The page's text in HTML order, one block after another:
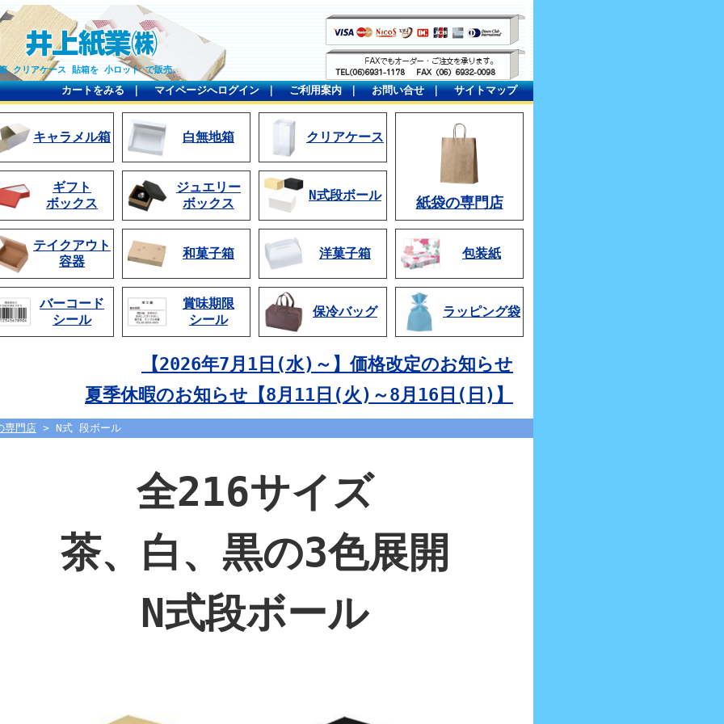
クリアケース 貼箱を 小ロット で販売。
カートをみる｜ マイページへログイン｜ ご利用案内｜ お問い合せ｜ サイトマップ
キャラメル箱 白無地箱 クリアケース
紙袋の専門店
ギフト
ボックス
ジュエリー
ボックス
N式段ボール
テイクアウト
容器
和菓子箱 洋菓子箱 包装紙
バーコード
シール
賞味期限
シール
保冷バッグ ラッピング袋
【2026年7月1日(水)～】価格改定のお知らせ
夏季休暇のお知らせ【8月11日(火)～8月16日(日)】
専門店 > N式 段ボール
全216サイズ
茶、白、黒の3色展開
N式段ボール